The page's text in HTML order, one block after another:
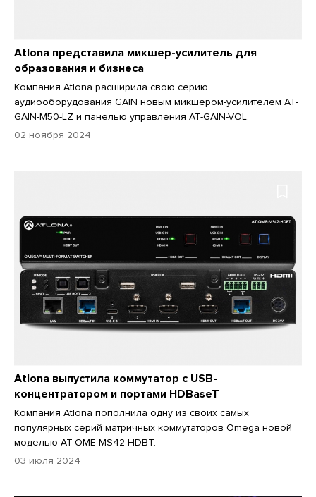
Atlona представила микшер-усилитель для
образования и бизнеса
Компания Atlona расширила свою серию
аудиооборудования GAIN новым микшером-усилителем AT-
GAIN-M50-LZ и панелью управления AT-GAIN-VOL.
02 ноября 2024
Atlona выпустила коммутатор с USB-
концентратором и портами HDBaseT
Компания Atlona пополнила одну из своих самых
популярных серий матричных коммутаторов Omega новой
моделью AT-OME-MS42-HDBT.
03 июля 2024